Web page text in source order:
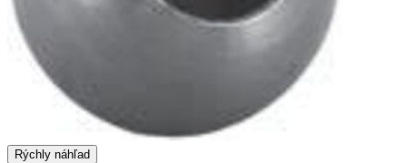
Rýchly náhľad